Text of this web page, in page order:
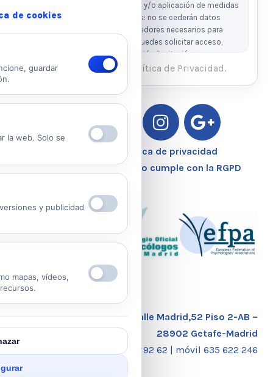
consentimiento del interesado y/o aplicación de medidas
precontractuales. Destinatarios: no se cederán datos
salvo obligación legal o proveedores necesarios para
prestar el servicio. Derechos: puedes solicitar acceso,
rectificación, supresión, oposición, limitación y
portabilidad escribiendo al email legal indicado.
Ver Política de Cookies
He leído y acepto la Política de Privacidad.
Aviso Legal – Política de privacidad
Nuestro Centro Sanitario cumple con la RGPD
Calle Madrid,52 Piso 2-AB –
28902 Getafe-Madrid
tlf. 91 681 92 62 | móvil 635 622 246
de cookies
guardar
la web. Solo se
y publicidad
mapas, vídeos,